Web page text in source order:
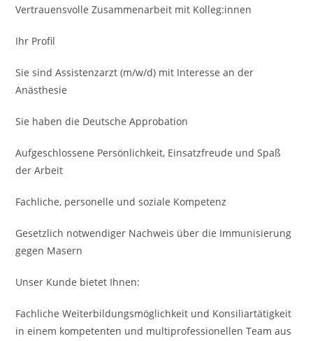
Vertrauens­volle Zusammenarbeit mit Kolleg:innen
Ihr Profil
Sie sind Assistenzarzt (m/w/d) mit Interesse an der
Anästhesie
Sie haben die Deutsche Approbation
Aufgeschlossene Persönlich­keit, Einsatzfreude und Spaß
der Arbeit
Fachliche, personelle und soziale Kompetenz
Gesetzlich notwendiger Nachweis über die Immuni­sierung
gegen Masern
Unser Kunde bietet Ihnen:
Fachliche Weiterbildungsmöglichkeit und Konsiliar­tätigkeit
in einem kompe­tenten und multiprofessio­nellen Team aus